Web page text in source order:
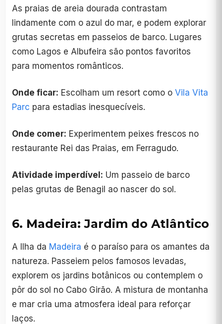
As praias de areia dourada contrastam
lindamente com o azul do mar, e podem explorar
grutas secretas em passeios de barco. Lugares
como Lagos e Albufeira são pontos favoritos
para momentos românticos.
Onde ficar: Escolham um resort como o Vila Vita
Parc para estadias inesquecíveis.
Onde comer: Experimentem peixes frescos no
restaurante Rei das Praias, em Ferragudo.
Atividade imperdível: Um passeio de barco
pelas grutas de Benagil ao nascer do sol.
6. Madeira: Jardim do Atlântico
A Ilha da Madeira é o paraíso para os amantes da
natureza. Passeiem pelos famosos levadas,
explorem os jardins botânicos ou contemplem o
pôr do sol no Cabo Girão. A mistura de montanha
e mar cria uma atmosfera ideal para reforçar
laços.